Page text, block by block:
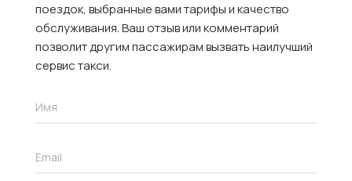
поездок, выбранные вами тарифы и качество
обслуживания. Ваш отзыв или комментарий
позволит другим пассажирам вызвать наилучший
сервис такси.